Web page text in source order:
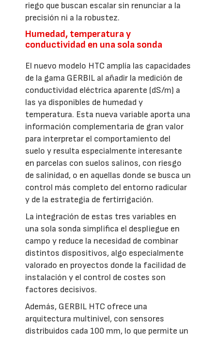
riego que buscan escalar sin renunciar a la
precisión ni a la robustez.
Humedad, temperatura y
conductividad en una sola sonda
El nuevo modelo HTC amplía las capacidades
de la gama GERBIL al añadir la medición de
conductividad eléctrica aparente (dS/m) a
las ya disponibles de humedad y
temperatura. Esta nueva variable aporta una
información complementaria de gran valor
para interpretar el comportamiento del
suelo y resulta especialmente interesante
en parcelas con suelos salinos, con riesgo
de salinidad, o en aquellas donde se busca un
control más completo del entorno radicular
y de la estrategia de fertirrigación.
La integración de estas tres variables en
una sola sonda simplifica el despliegue en
campo y reduce la necesidad de combinar
distintos dispositivos, algo especialmente
valorado en proyectos donde la facilidad de
instalación y el control de costes son
factores decisivos.
Además, GERBIL HTC ofrece una
arquitectura multinivel, con sensores
distribuidos cada 100 mm, lo que permite un